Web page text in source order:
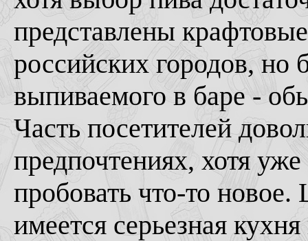
представлены
российских городов,
выпиваемого в баре -
Часть посетителей
предпочтениях, хотя
пробовать что-то
имеется серьезная